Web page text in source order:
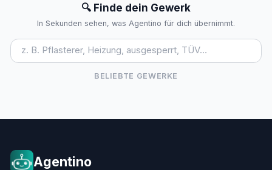
🔍 Finde dein Gewerk
In Sekunden sehen, was Agentino für dich übernimmt.
BELIEBTE GEWERKE
Agentino